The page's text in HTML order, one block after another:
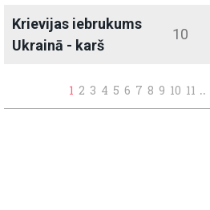
Krievijas iebrukums
Ukrainā - karš
10
1 2 3 4 5 6 7 8 9 10 11 ..